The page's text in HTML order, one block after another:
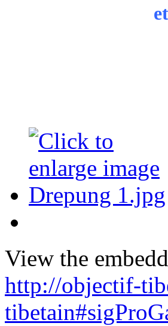
View the
http://objectif-